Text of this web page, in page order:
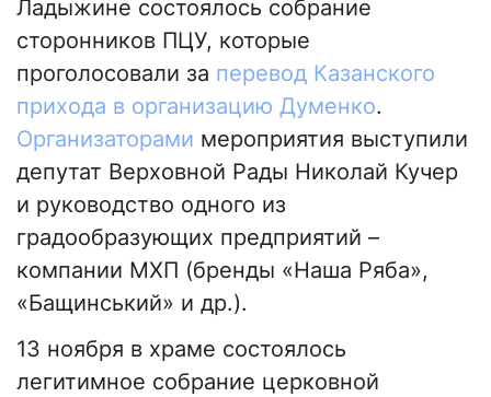
Ладыжине состоялось собрание
сторонников ПЦУ, которые
проголосовали за перевод Казанского
прихода в организацию Думенко.
Организаторами мероприятия выступили
депутат Верховной Рады Николай Кучер
и руководство одного из
градообразующих предприятий –
компании МХП (бренды «Наша Ряба»,
«Бащинський» и др.).
13 ноября в храме состоялось
легитимное собрание церковной